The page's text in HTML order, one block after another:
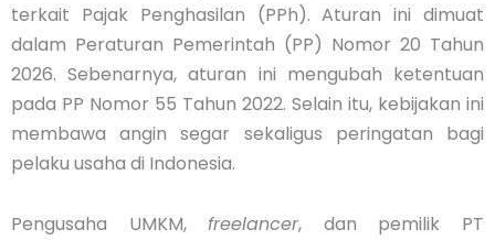
terkait Pajak Penghasilan (PPh). Aturan ini dimuat
dalam Peraturan Pemerintah (PP) Nomor 20 Tahun
2026. Sebenarnya, aturan ini mengubah ketentuan
pada PP Nomor 55 Tahun 2022. Selain itu, kebijakan ini
membawa angin segar sekaligus peringatan bagi
pelaku usaha di Indonesia.
Pengusaha UMKM,freelancer, dan pemilik PT